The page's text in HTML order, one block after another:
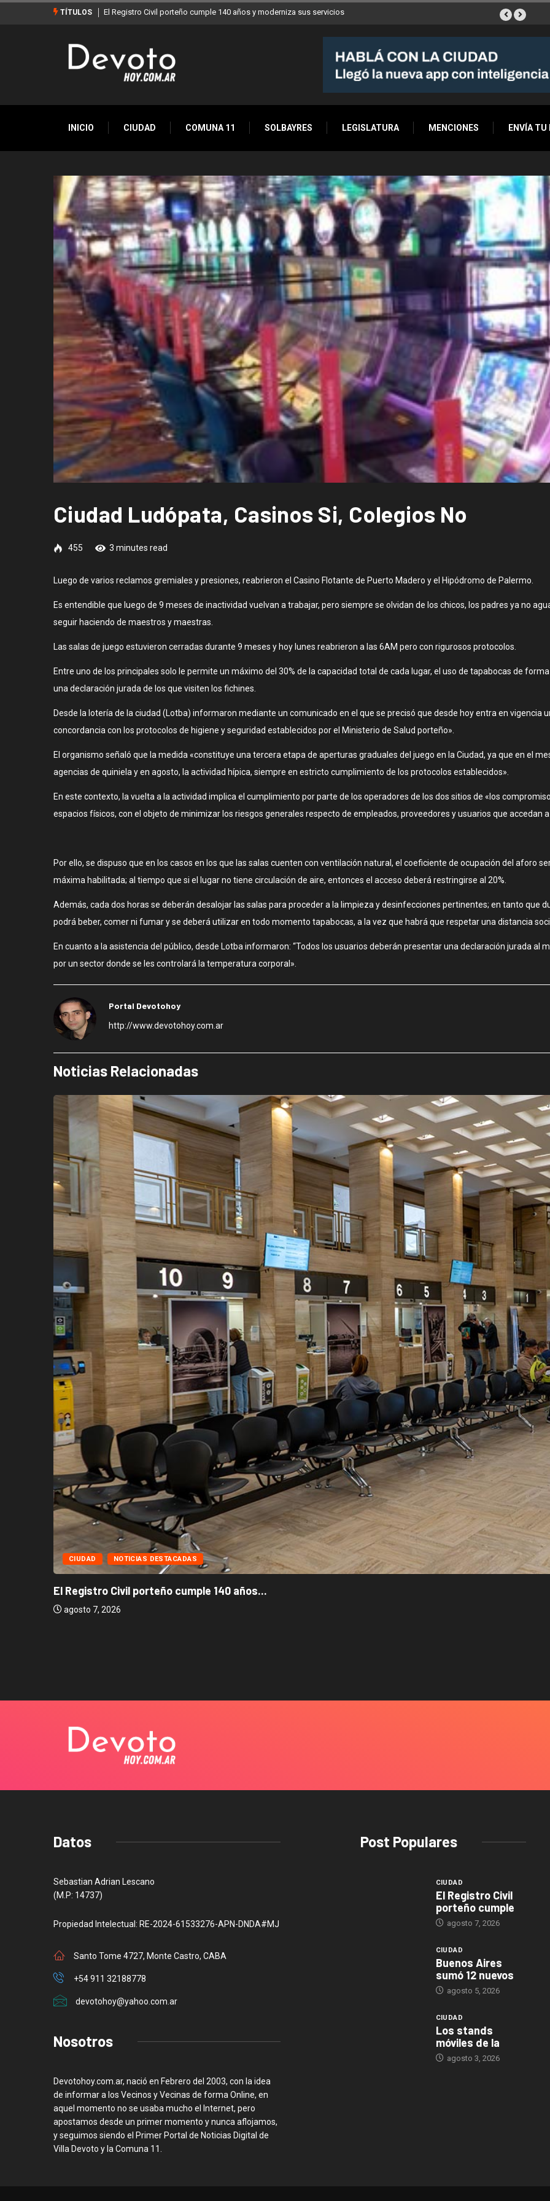
TÍTULOS Buenos Aires sumó 12 nuevos Bares Notables y ya son 90 en toda la Ciudad
INICIO CIUDAD COMUNA 11 SOLBAYRES LEGISLATURA MENCIONES ENVÍA TU
Ciudad Ludópata, Casinos Si, Colegios No
455 3 minutes read
Luego de varios reclamos gremiales y presiones, reabrieron el Casino Flotante de Puerto Madero y el Hipódromo de Palermo.
Es entendible que luego de 9 meses de inactividad vuelvan a trabajar, pero siempre se olvidan de los chicos, los padres ya no
seguir haciendo de maestros y maestras.
Las salas de juego estuvieron cerradas durante 9 meses y hoy lunes reabrieron a las 6AM pero con rigurosos protocolos.
Entre uno de los principales solo le permite un máximo del 30% de la capacidad total de cada lugar, el uso de tapabocas de
una declaración jurada de los que visiten los fichines.
Desde la lotería de la ciudad (Lotba) informaron mediante un comunicado en el que se precisó que desde hoy entra en vigencia
concordancia con los protocolos de higiene y seguridad establecidos por el Ministerio de Salud porteño».
El organismo señaló que la medida «constituye una tercera etapa de aperturas graduales del juego en la Ciudad, ya que en el
agencias de quiniela y en agosto, la actividad hípica, siempre en estricto cumplimiento de los protocolos establecidos».
En este contexto, la vuelta a la actividad implica el cumplimiento por parte de los operadores de los dos sitios de «los
espacios físicos, con el objeto de minimizar los riesgos generales respecto de empleados, proveedores y usuarios que accedan a
Por ello, se dispuso que en los casos en los que las salas cuenten con ventilación natural, el coeficiente de ocupación del aforo
máxima habilitada; al tiempo que si el lugar no tiene circulación de aire, entonces el acceso deberá restringirse al 20%.
Además, cada dos horas se deberán desalojar las salas para proceder a la limpieza y desinfecciones pertinentes; en tanto que
podrá beber, comer ni fumar y se deberá utilizar en todo momento tapabocas, a la vez que habrá que respetar una distancia
En cuanto a la asistencia del público, desde Lotba informaron: “Todos los usuarios deberán presentar una declaración jurada al
por un sector donde se les controlará la temperatura corporal».
Portal Devotohoy
http://www.devotohoy.com.ar
Noticias Relacionadas
CIUDAD NOTICIAS DESTACADAS
El Registro Civil porteño cumple 140 años...
agosto 7, 2026
Datos
Sebastian Adrian Lescano
(M.P: 14737)
Propiedad Intelectual: RE-2024-61533276-APN-DNDA#MJ
Santo Tome 4727, Monte Castro, CABA
+54 911 32188778
devotohoy@yahoo.com.ar
Nosotros
Devotohoy.com.ar, nació en Febrero del 2003, con la idea
de informar a los Vecinos y Vecinas de forma Online, en
aquel momento no se usaba mucho el Internet, pero
apostamos desde un primer momento y nunca aflojamos,
y seguimos siendo el Primer Portal de Noticias Digital de
Villa Devoto y la Comuna 11.
Post Populares
CIUDAD
El Registro Civil
porteño cumple
agosto 7, 2026
CIUDAD
Buenos Aires
sumó 12 nuevos
agosto 5, 2026
CIUDAD
Los stands
móviles de la
agosto 3, 2026